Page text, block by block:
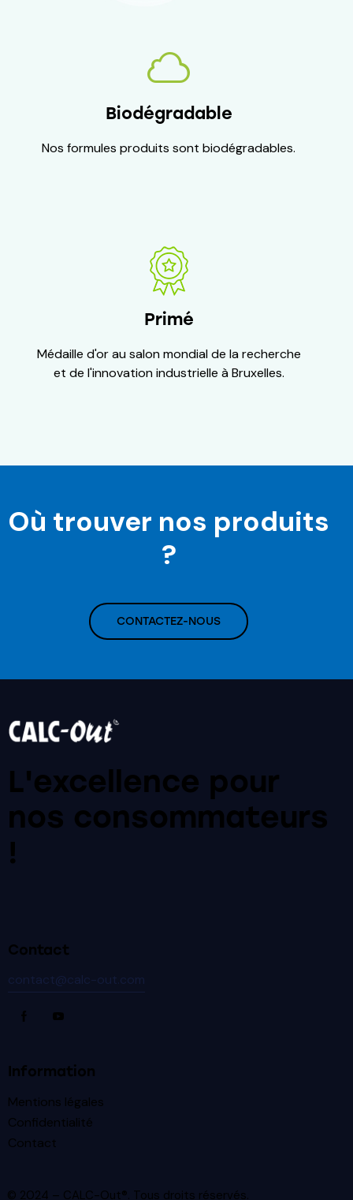
Biodégradable
Nos formules produits sont biodégradables.
Primé
Médaille d'or au salon mondial de la recherche
et de l'innovation industrielle à Bruxelles.
Où trouver nos produits
?
CONTACTEZ-NOUS
L'excellence pour
nos consommateurs
!
Contact
contact@calc-out.com
Information
Mentions légales
Confidentialité
Contact
© 2024 – CALC-Out®. Tous droits réservés.